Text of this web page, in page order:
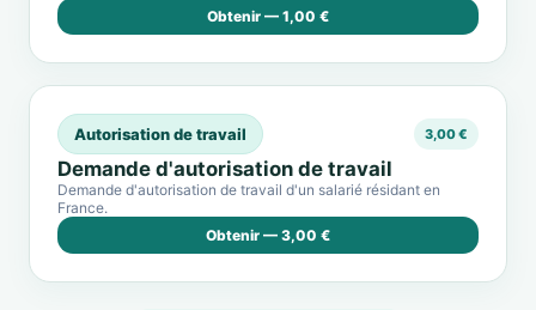
Obtenir — 1,00 €
Autorisation de travail 3,00 €
Demande d'autorisation de travail
Demande d'autorisation de travail d'un salarié résidant en
France.
Obtenir — 3,00 €